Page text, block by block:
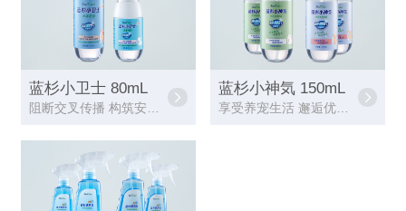
蓝杉小卫士 80mL 蓝杉小神気 150mL